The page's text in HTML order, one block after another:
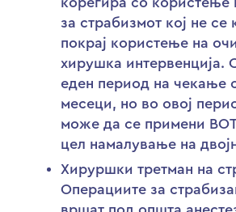
за страбизмот кој не се
покрај користење на
хирушка интервенција.
еден период на чекање
месеци, но во овој
може да се примени
цел намалување на
Хируршки третман на
Операциите за